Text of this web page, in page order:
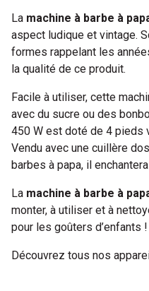
La machine à barbe à
aspect ludique et vintage.
formes rappelant les
la qualité de ce produit.
Facile à utiliser, cette
avec du sucre ou des
450 W est doté de 4 pieds
Vendu avec une cuillère
barbes à papa, il
La machine à barbe à
monter, à utiliser et à
pour les goûters d’enfants !
Découvrez tous nos